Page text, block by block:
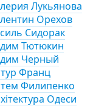
Лукьянова
Орехов
Сидорак
Тютюкин
Черный
Франц
Филипенко
Одеси